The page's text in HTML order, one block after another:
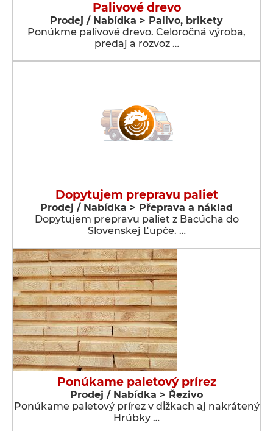
Palivové drevo
Prodej / Nabídka > Palivo, brikety
Ponúkme palivové drevo. Celoročná výroba,
predaj a rozvoz …
Dopytujem prepravu paliet
Prodej / Nabídka > Přeprava a náklad
Dopytujem prepravu paliet z Bacúcha do
Slovenskej Ľupče. …
Ponúkame paletový prírez
Prodej / Nabídka > Řezivo
Ponúkame paletový prírez v dĺžkach aj nakrátený
Hrúbky …